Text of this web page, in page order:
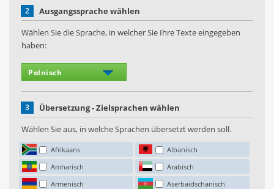
2
Ausgangssprache wählen
Wählen Sie die Sprache, in welcher Sie Ihre Texte eingegeben
haben:
3
Übersetzung - Zielsprachen wählen
Wählen Sie aus, in welche Sprachen übersetzt werden soll.
Afrikaans
Albanisch
Amharisch
Arabisch
Armenisch
Aserbaidschanisch